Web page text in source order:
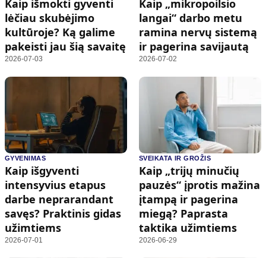
Kaip išmokti gyventi
lėčiau skubėjimo
kultūroje? Ką galime
pakeisti jau šią savaitę
2026-07-03
Kaip „mikropoilsio
langai“ darbo metu
ramina nervų sistemą
ir pagerina savijautą
2026-07-02
GYVENIMAS
Kaip išgyventi
intensyvius etapus
darbe neprarandant
savęs? Praktinis gidas
užimtiems
2026-07-01
SVEIKATA IR GROŽIS
Kaip „trijų minučių
pauzės“ įprotis mažina
įtampą ir pagerina
miegą? Paprasta
taktika užimtiems
2026-06-29